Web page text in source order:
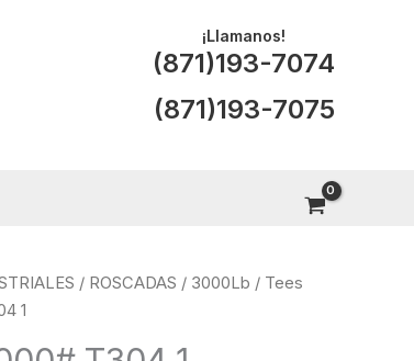
¡Llamanos!
(871)193-7074
(871)193-7075
/ ROSCADAS / 3000Lb / Tees
1